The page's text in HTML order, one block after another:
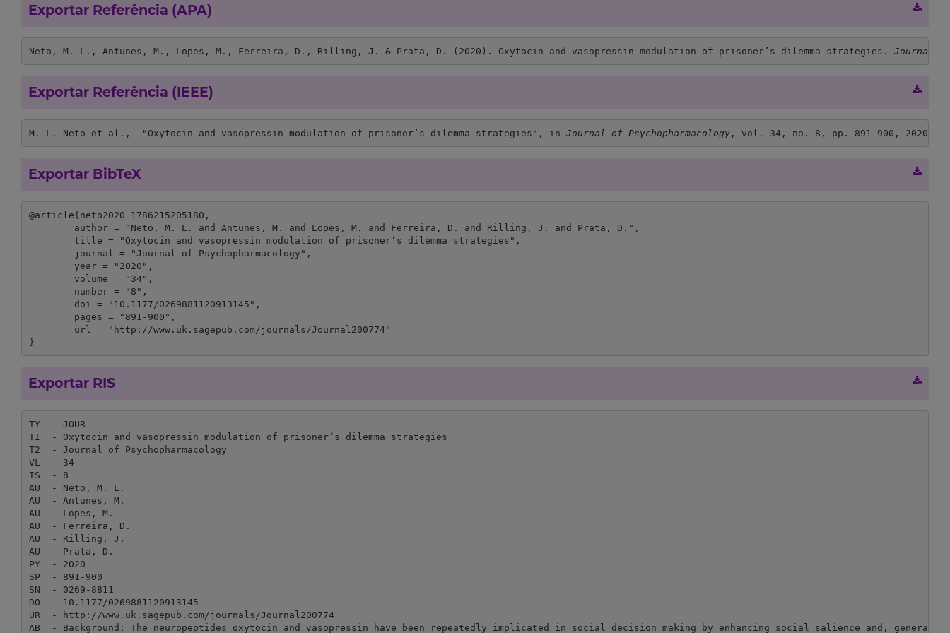
Exportar Referência (APA)
Neto, M. L., Antunes, M., Lopes, M., Ferreira, D., Rilling, J. & Prata, D. (2020). Oxytocin and vasopressin modulation of prisoner’s dilemma strategies. Journal of
Exportar Referência (IEEE)
M. L. Neto et al.,  "Oxytocin and vasopressin modulation of prisoner’s dilemma strategies", in Journal of Psychopharmacology, vol. 34, no. 8, pp. 891-900, 2020
Exportar BibTeX
@article{neto2020_1786215205180,
}
Exportar RIS
TY  - JOUR
TI  - Oxytocin and vasopressin modulation of prisoner’s dilemma strategies
T2  - Journal of Psychopharmacology
VL  - 34
IS  - 8
AU  - Neto, M. L.
AU  - Antunes, M.
AU  - Lopes, M.
AU  - Ferreira, D.
AU  - Rilling, J.
AU  - Prata, D.
PY  - 2020
SP  - 891-900
SN  - 0269-8811
DO  - 10.1177/0269881120913145
UR  - http://www.uk.sagepub.com/journals/Journal200774
AB  - Background: The neuropeptides oxytocin and vasopressin have been repeatedly implicated in social decision making by enhancing social salience and,